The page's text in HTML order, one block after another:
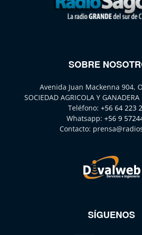
SOBRE
Avenida Juan Mackenna 904,
SOCIEDAD AGRICOLA Y
Teléfono: +56 64 223
Whatsapp: +56 9
Contacto:
SÍGUENOS